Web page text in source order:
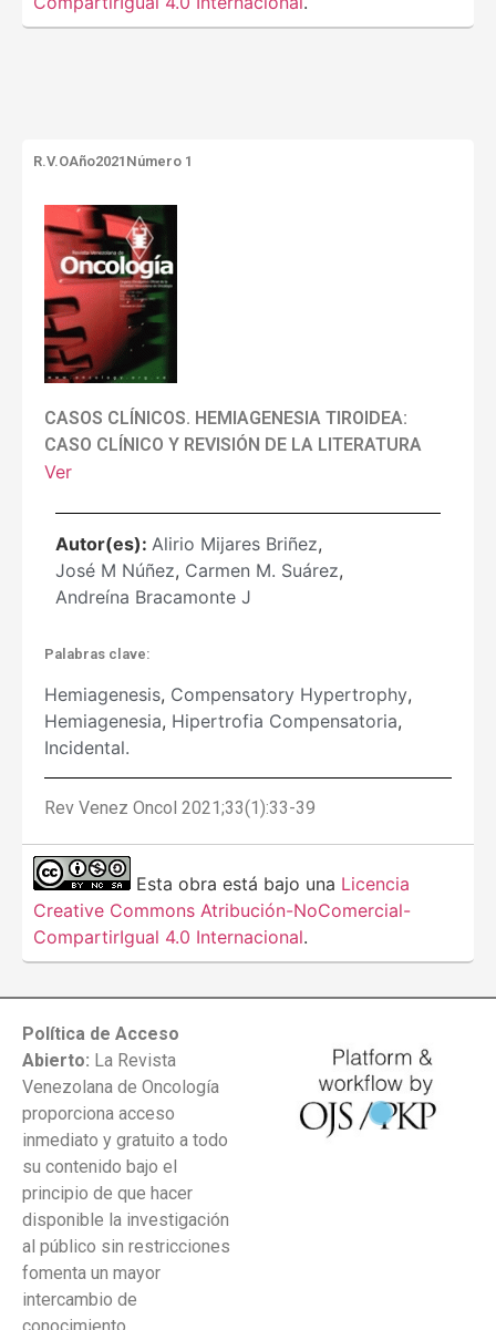
R.V.OAño2021 Número 1
CASOS CLÍNICOS. HEMIAGENESIA TIROIDEA:
CASO CLÍNICO Y REVISIÓN DE LA LITERATURA
Ver
Autor(es): Alirio Mijares Briñez,
José M Núñez, Carmen M. Suárez,
Andreína Bracamonte J
Palabras clave:
Hemiagenesis, Compensatory Hypertrophy,
Hemiagenesia, Hipertrofia Compensatoria,
Incidental.
Rev Venez Oncol 2021;33(1):33-39
Esta obra está bajo una Licencia
Creative Commons Atribución-NoComercial-
CompartirIgual 4.0 Internacional.
Política de Acceso
Abierto: La Revista
Venezolana de Oncología
proporciona acceso
inmediato y gratuito a todo
su contenido bajo el
principio de que hacer
disponible la investigación
al público sin restricciones
fomenta un mayor
intercambio de